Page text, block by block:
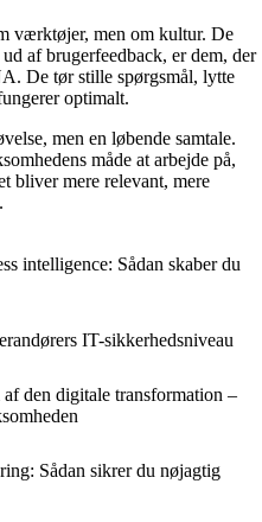
værktøjer, men om kultur. De
af brugerfeedback, er dem, der
De tør stille spørgsmål, lytte
optimalt.
men en løbende samtale.
måde at arbejde på,
bliver mere relevant, mere
intelligence: Sådan skaber du
IT-sikkerhedsniveau
den digitale transformation –
Sådan sikrer du nøjagtig